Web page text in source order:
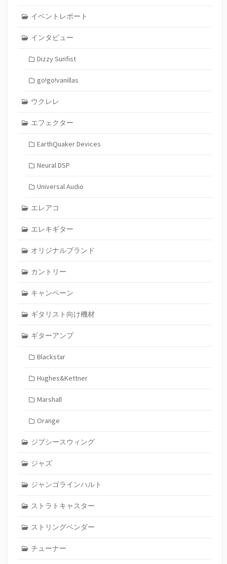
イベントレポート
インタビュー
Dizzy Sunfist
go!go!vanillas
ウクレレ
エフェクター
EarthQuaker Devices
Neural DSP
Universal Audio
エレアコ
エレキギター
オリジナルブランド
カントリー
キャンペーン
ギタリスト向け機材
ギターアンプ
Blackstar
Hughes&Kettner
Marshall
Orange
ジプシースウィング
ジャズ
ジャンゴラインハルト
ストラトキャスター
ストリングベンダー
チューナー